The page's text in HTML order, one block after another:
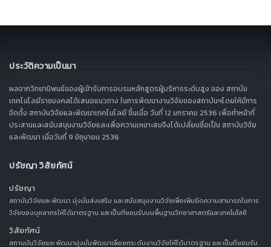
ประวัติความเป็นมา
ผลจากวิทยานิพนธ์ของผู้เข้ารับการอบรมหลักสูตรผู้บริหารระดับสูง ของ สถาบัน
เทคโนโลยีราชมงคลได้เสนอแนวทาง ในการพัฒนางานวิจัยของสถาบันฯโดยให้มีการ
จัดตั้ง สถาบันวิจัยและพัฒนาเทคโนโลยี ขึ้นเมื่อ วันที่ 12 มกราคม 2536 เพื่อทำหน้าที่
ประสานและสนับสนุนงานวิจัยและเพื่อความเหมาะสมจึงได้เปลี่ยนชื่อเป็น สถาบันวิจัย
และพัฒนา เมื่อวันที่ 9 มิถุนายน 2536
ปรัชญา วิสัยทัศน์
ปรัชญา
สถาบันวิจัยและพัฒนา มุ่งมั่นส่งเสริม และสนับสนุนงานวิจัยเพื่อเพิ่มขีดความสามารถในการ
วิจัยของบุคลากรให้ได้มาตรฐาน และเป็นที่ยอมรับบนพื้นฐานวิทยาศาสตร์และเทคโนโลยี
วิสัยทัศน์
สถานบันวิจัยและพัฒนามุ่งมั่นพัฒนาเพื่อยกระดับงานวิจัยให้ได้มาตรฐาน และเป็นที่ยอมรับ